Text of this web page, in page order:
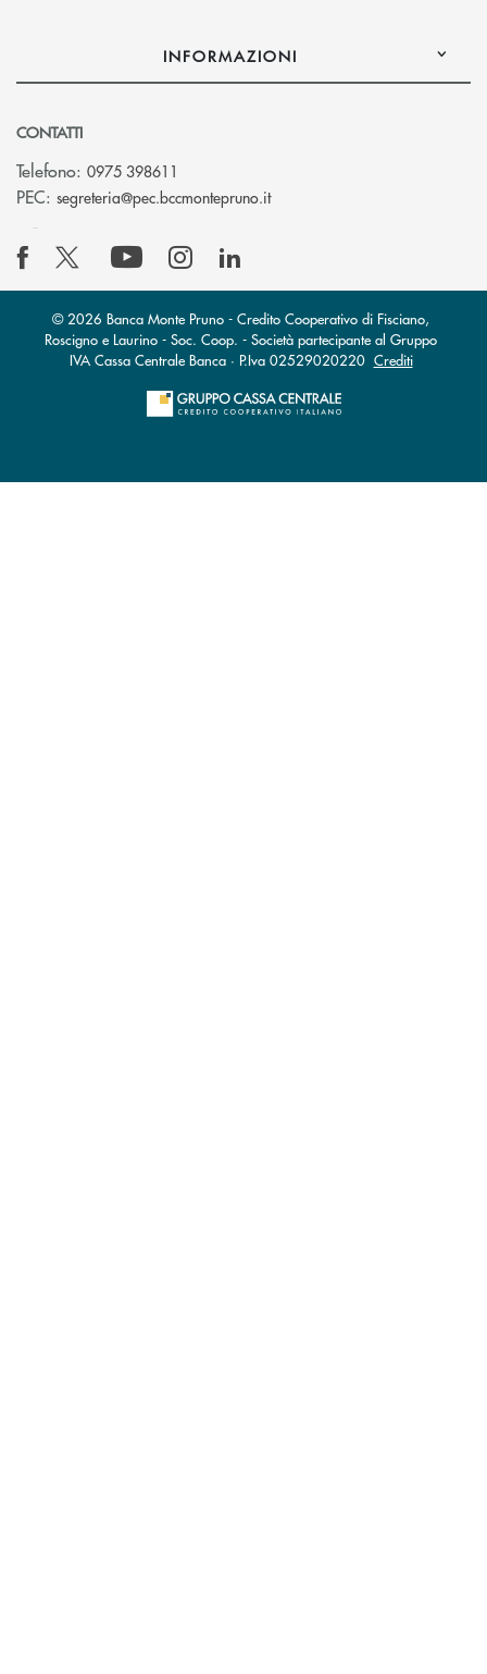
INFORMAZIONI
CONTATTI
Telefono: 0975 398611
PEC: segreteria@pec.bccmontepruno.it(si apre l’app di posta
© 2026 Banca Monte Pruno - Credito Cooperativo di Fisciano,
Roscigno e Laurino - Soc. Coop. - Società partecipante al Gruppo
IVA Cassa Centrale Banca · P.Iva 02529020220 Crediti